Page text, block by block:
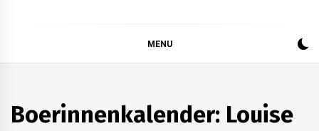
MENU
BOERINNENKALENDER
VEEHOUDERIJ
Boerinnenkalender: Louise